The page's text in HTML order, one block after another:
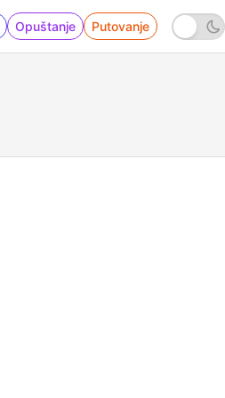
Opuštanje Putovanje